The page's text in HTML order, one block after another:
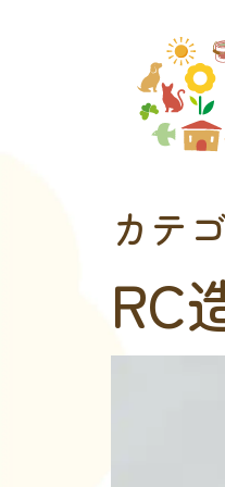
カテ
RC